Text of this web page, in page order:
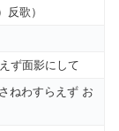
反歌）
ず面影にして
ねわすらえず お